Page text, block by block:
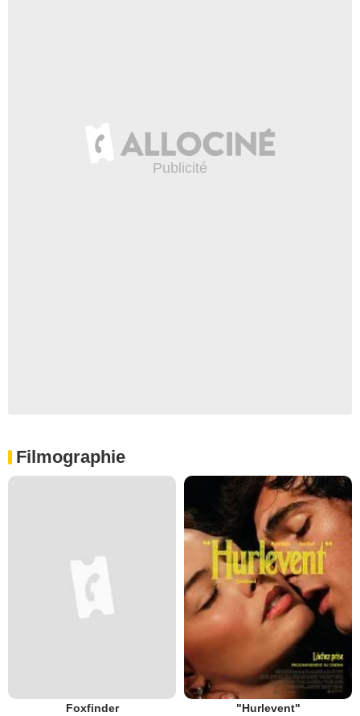
Filmographie
Foxfinder "Hurlevent"